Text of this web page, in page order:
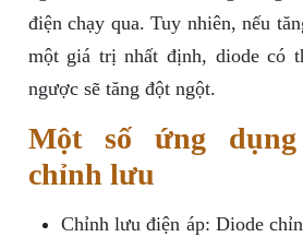
điện chạy qua. Tuy nhiên, nếu
một giá trị nhất định, diode có
ngược sẽ tăng đột ngột.
Một số ứng
chỉnh lưu
Chỉnh lưu điện áp: Diode